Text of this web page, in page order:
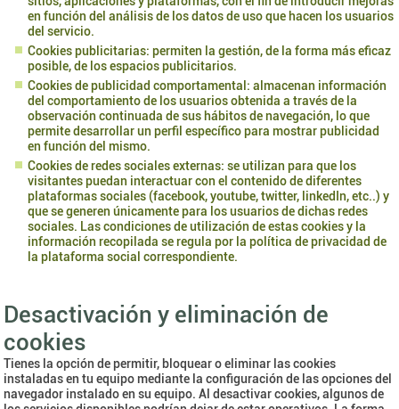
en función del análisis de los datos de uso que hacen los usuarios
del servicio.
Cookies publicitarias: permiten la gestión, de la forma más eficaz
posible, de los espacios publicitarios.
Cookies de publicidad comportamental: almacenan información
del comportamiento de los usuarios obtenida a través de la
observación continuada de sus hábitos de navegación, lo que
permite desarrollar un perfil específico para mostrar publicidad
en función del mismo.
Cookies de redes sociales externas: se utilizan para que los
visitantes puedan interactuar con el contenido de diferentes
plataformas sociales (facebook, youtube, twitter, linkedIn, etc..) y
que se generen únicamente para los usuarios de dichas redes
sociales. Las condiciones de utilización de estas cookies y la
información recopilada se regula por la política de privacidad de
la plataforma social correspondiente.
Desactivación y eliminación de
cookies
Tienes la opción de permitir, bloquear o eliminar las cookies
instaladas en tu equipo mediante la configuración de las opciones del
navegador instalado en su equipo. Al desactivar cookies, algunos de